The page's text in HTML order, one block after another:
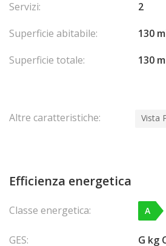
Servizi:
2
Superficie abitabile:
130
Superficie totale:
130
Altre caratteristiche: Vista
Efficienza energetica
Classe energetica: A
GES: G kg